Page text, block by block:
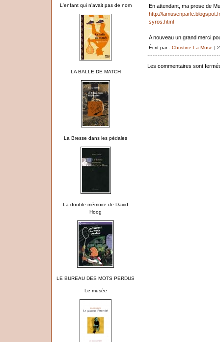
L'enfant qui n'avait pas de nom
LA BALLE DE MATCH
La Bresse dans les pédales
La double mémoire de David
Hoog
LE BUREAU DES MOTS PERDUS
Le musée
En attendant, ma prose de
http://
syros.html
A nouveau un grand merci
Écrit par : Christine La Muse |
Les commentaires sont